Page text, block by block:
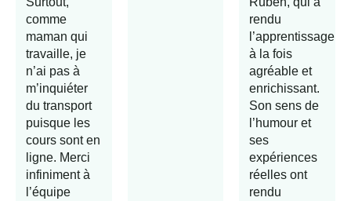
comme
maman qui
travaille, je
n’ai pas à
m’inquiéter
du transport
puisque les
cours sont en
ligne. Merci
infiniment à
l’équipe
rendu
l’apprentissage
à la fois
agréable et
enrichissant.
Son sens de
l’humour et
ses
expériences
réelles ont
rendu